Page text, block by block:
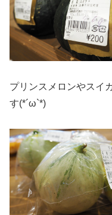
プリンスメロンやスイ
す(*´ω`*)